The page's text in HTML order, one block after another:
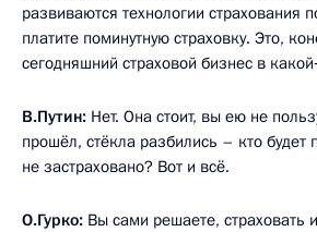
развиваются технологии страхования
платите поминутную страховку. Это,
сегодняшний страховой бизнес в
В.Путин: Нет. Она стоит, вы ею не
прошёл, стёкла разбились – кто будет
не застраховано? Вот и всё.
О.Гурко: Вы сами решаете, страховать